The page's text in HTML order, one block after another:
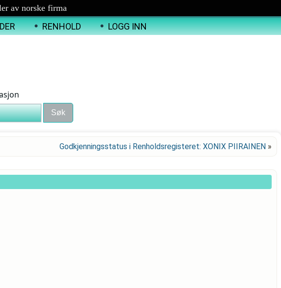
av norske firma
RENHOLD LOGG INN
Godkjenningsstatus i Renholdsregisteret: XONIX PIIRAINEN »